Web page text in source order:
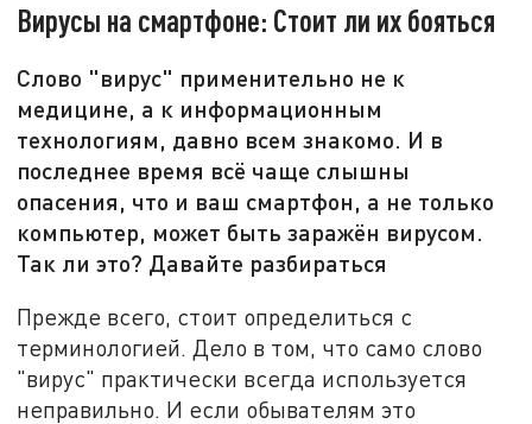
Вирусы на смартфоне: Стоит ли их бояться
Слово "вирус" применительно не к
медицине, а к информационным
технологиям, давно всем знакомо. И в
последнее время всё чаще слышны
опасения, что и ваш смартфон, а не только
компьютер, может быть заражён вирусом.
Так ли это? Давайте разбираться
Прежде всего, стоит определиться с
терминологией. Дело в том, что само слово
"вирус" практически всегда используется
неправильно. И если обывателям это